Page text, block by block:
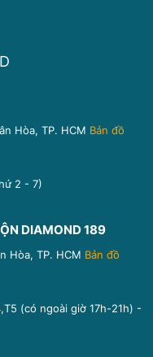
Hòa, TP. HCM Bản đồ
2 - 7)
DIAMOND 189
Hòa, TP. HCM Bản đồ
(có ngoài giờ 17h-21h) -